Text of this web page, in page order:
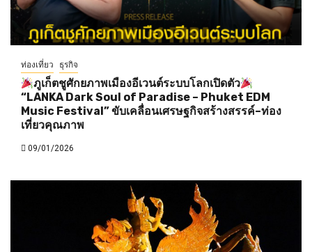
ท่องเที่ยว ธุรกิจ
ภูเก็ตชูศักยภาพเมืองอีเวนต์ระบบโลกเปิดตัว
“LANKA Dark Soul of Paradise – Phuket EDM
Music Festival” ขับเคลื่อนเศรษฐกิจสร้างสรรค์–ท่อง
เที่ยวคุณภาพ
09/01/2026